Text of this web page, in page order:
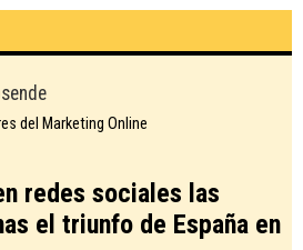
del Marketing Online
redes sociales las
el triunfo de España en